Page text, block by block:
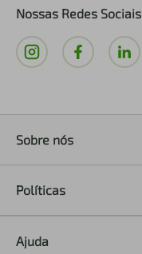
Nossas Redes Sociais
Sobre nós
Políticas
Ajuda